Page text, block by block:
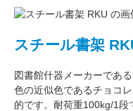
スチール書架
図書館什器メーカーである
色の近似色であるチョコ
的です。耐荷重100kg/1段